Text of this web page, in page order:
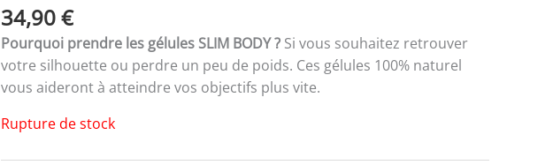
34,90€
Pourquoi prendre les gélules SLIM BODY ? Si vous souhaitez retrouver
votre silhouette ou perdre un peu de poids. Ces gélules 100% naturel
vous aideront à atteindre vos objectifs plus vite.
Rupture de stock